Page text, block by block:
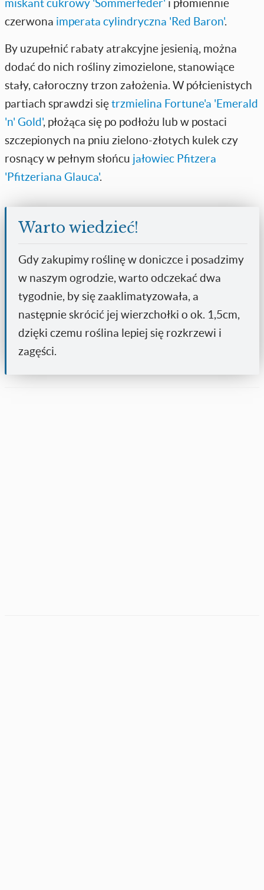
miskant cukrowy 'Sommerfeder' i płomiennie
czerwona imperata cylindryczna 'Red Baron'.
By uzupełnić rabaty atrakcyjne jesienią, można
dodać do nich rośliny zimozielone, stanowiące
stały, całoroczny trzon założenia. W półcienistych
partiach sprawdzi siętrzmielina Fortune'a 'Emerald
'n' Gold', płożąca się po podłożu lub w postaci
szczepionych na pniu zielono-złotych kulek czy
rosnący w pełnym słońcu jałowiec Pfitzera
'Pfitzeriana Glauca'.
Warto wiedzieć!
Gdy zakupimy roślinę w doniczce i posadzimy
w naszym ogrodzie, warto odczekać dwa
tygodnie, by się zaaklimatyzowała, a
następnie skrócić jej wierzchołki o ok. 1,5cm,
dzięki czemu roślina lepiej się rozkrzewi i
zagęści.